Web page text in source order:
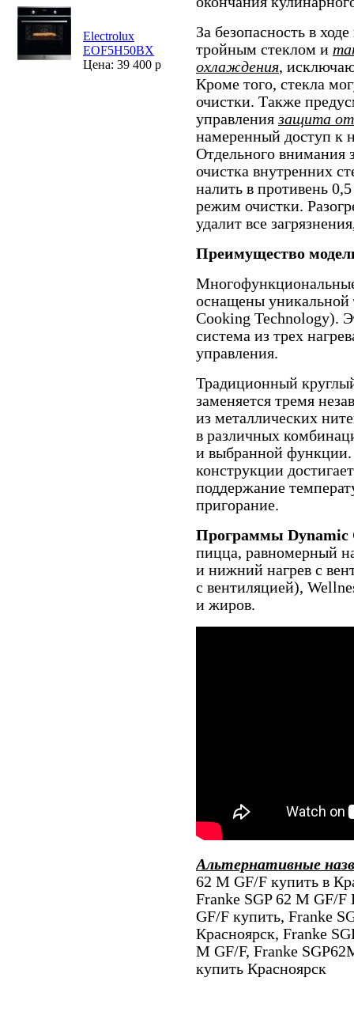
Electrolux
EOF5H50BX
Цена: 39 400 р
За безопасность в
тройным стеклом и
охлаждения,
Кроме того, стекла
очистки. Также
управлениязащита
намеренный доступ к
Отдельного внимания
очистка внутренних
налить в противень
режим очистки.
удалит все
Преимущество
оснащены уникальной
Cooking Technology).
система из трех
управления.
Традиционный
заменяется тремя
из металлических
в различных
и выбранной
конструкции
поддержание
пригорание.
Программы Dynamic
пицца, равномерный
и нижний нагрев с
с вентиляцией),
и жиров.
Альтернативные
62 M GF/F купить в
Franke SGP 62 M GF/F
GF/F купить, Franke
Красноярск, Franke
M GF/F, Franke
купить Красноярск